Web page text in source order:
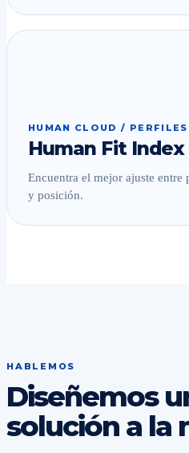
HUMAN CLOUD / PERFILES
Human Fit Index
Encuentra el mejor ajuste entre
y posición.
HABLEMOS
Diseñemos
solución a la